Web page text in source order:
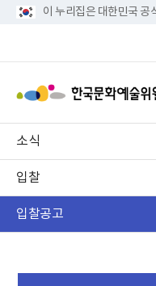
이 누리집은 대한민국 공
소식
입찰
입찰공고